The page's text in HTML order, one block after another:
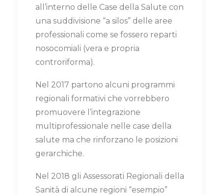
all’interno delle Case della Salute con
una suddivisione “a silos” delle aree
professionali come se fossero reparti
nosocomiali (vera e propria
controriforma).
Nel 2017 partono alcuni programmi
regionali formativi che vorrebbero
promuovere l’integrazione
multiprofessionale nelle case della
salute ma che rinforzano le posizioni
gerarchiche.
Nel 2018 gli Assessorati Regionali della
Sanità di alcune regioni “esempio”